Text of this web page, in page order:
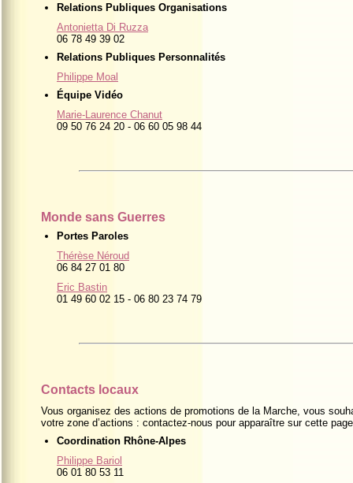
Relations Publiques Organisations
Antonietta Di Ruzza
06 78 49 39 02
Relations Publiques Personnalités
Philippe Moal
Équipe Vidéo
Marie-Laurence Chanut
09 50 76 24 20 - 06 60 05 98 44
Monde sans Guerres
Portes Paroles
Thérèse Néroud
06 84 27 01 80
Eric Bastin
01 49 60 02 15 - 06 80 23 74 79
Contacts locaux
Vous organisez des actions de promotions de la Marche, vous
votre zone d’actions : contactez-nous pour apparaître sur cette
Coordination Rhône-Alpes
Philippe Bariol
06 01 80 53 11